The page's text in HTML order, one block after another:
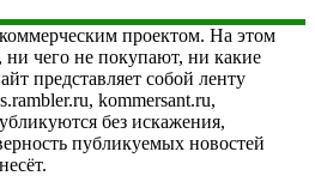
проектом. На этом
ни чего не покупают, ни какие
представляет собой ленту
kommersant.ru,
без искажения,
публикуемых новостей